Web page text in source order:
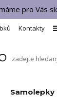
pro Vás
Kontakty
Samolepky